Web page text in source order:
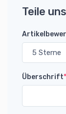
Teile
Überschrift*